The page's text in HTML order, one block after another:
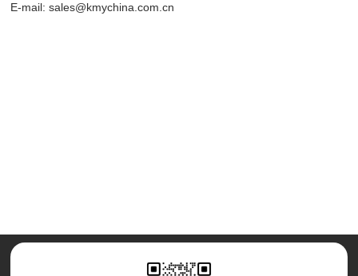
E-mail: sales@kmychina.com.cn